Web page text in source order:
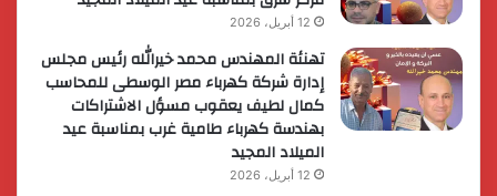
12 أبريل، 2026
تهنئة المهندس محمد خيرالله رئيس مجلس
إدارة شركة كهرباء مصر الوسطى للمحاسب
كمال لطيف يعقوب مسؤل الاشتراكات
بهندسة كهرباء طامية غرب بمناسبة عيد
الميلاد المجيد
12 أبريل، 2026